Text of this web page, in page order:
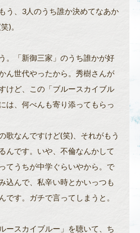
う、3人のうち誰か決めてなあか
)。
。「新御三家」のうち誰かが好
ん世代やったから。秀樹さんが
けど、この「ブルースカイブル
は、何べんも寄り添ってもらっ
歌なんですけど(笑)、それがもう
んです。いや、不倫なんかして
てうちが中学ぐらいやから。で
込んで、私辛い時とかいっつも
です。ガチで言ってしまうと。
ースカイブルー」を聴いて、ち